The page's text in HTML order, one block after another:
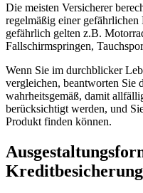
Die meisten Versicherer
regelmäßig einer
gefährlich gelten z.B.
Fallschirmspringen,
Wenn Sie im durchblicker
vergleichen, beantworten Sie
wahrheitsgemäß, damit
berücksichtigt werden, und
Produkt finden können.
Kreditbesicherung